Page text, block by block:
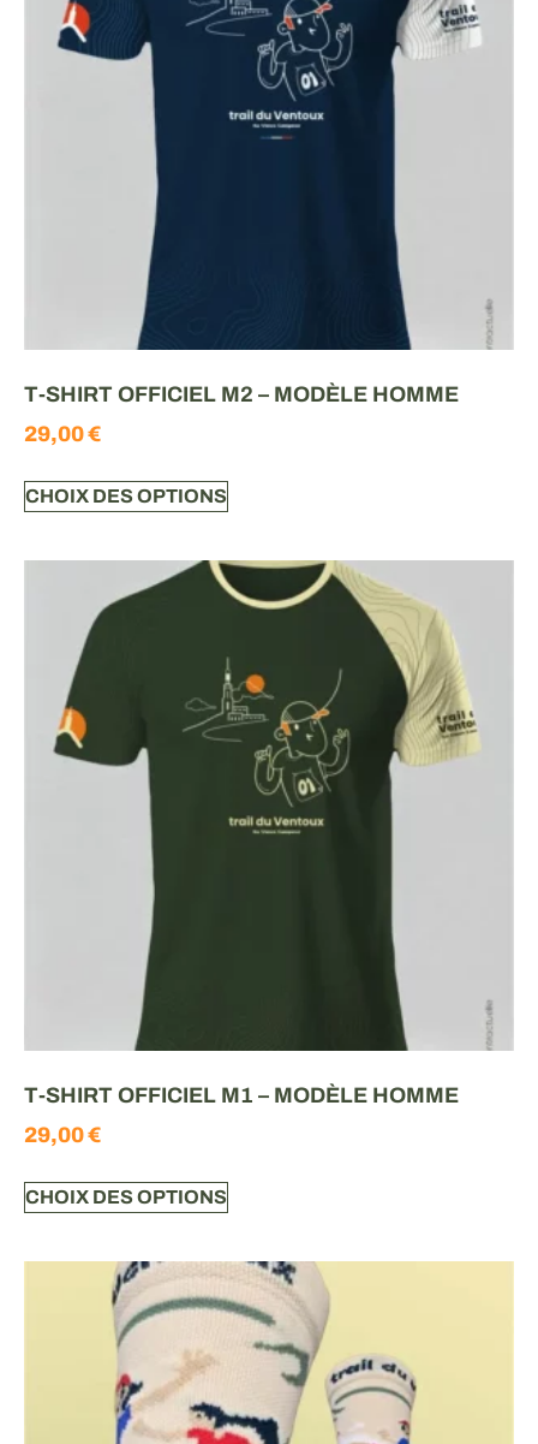
T-SHIRT OFFICIEL M2 – MODÈLE HOMME
29,00€
CHOIX DES OPTIONS
T-SHIRT OFFICIEL M1 – MODÈLE HOMME
29,00€
CHOIX DES OPTIONS